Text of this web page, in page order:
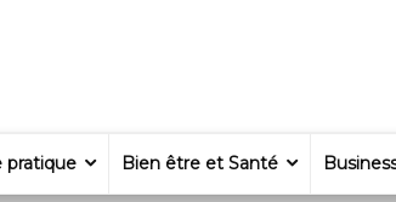
pratique Bien être et Santé